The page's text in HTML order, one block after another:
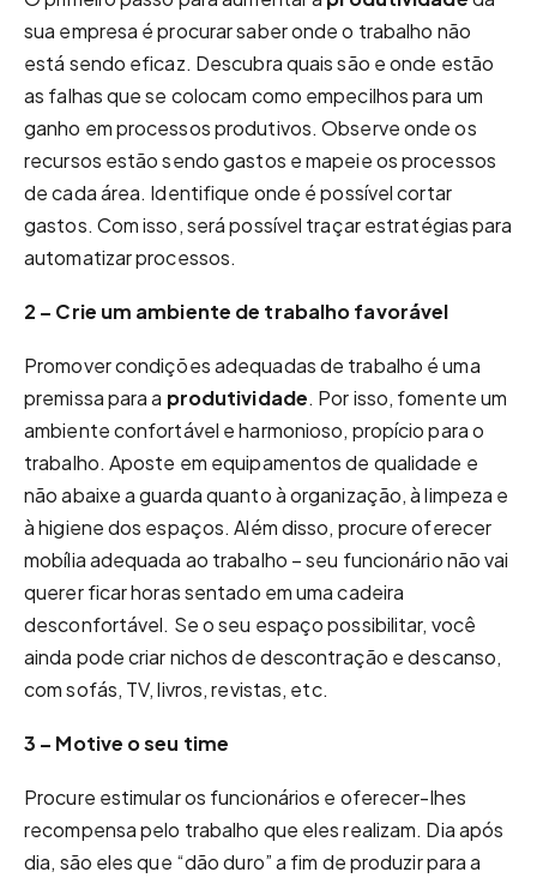
sua empresa é procurar saber onde o trabalho não
está sendo eficaz. Descubra quais são e onde estão
as falhas que se colocam como empecilhos para um
ganho em processos produtivos. Observe onde os
recursos estão sendo gastos e mapeie os processos
de cada área. Identifique onde é possível cortar
gastos. Com isso, será possível traçar estratégias para
automatizar processos.
2 – Crie um ambiente de trabalho favorável
Promover condições adequadas de trabalho é uma
premissa para a produtividade. Por isso, fomente um
ambiente confortável e harmonioso, propício para o
trabalho. Aposte em equipamentos de qualidade e
não abaixe a guarda quanto à organização, à limpeza e
à higiene dos espaços. Além disso, procure oferecer
mobília adequada ao trabalho – seu funcionário não vai
querer ficar horas sentado em uma cadeira
desconfortável. Se o seu espaço possibilitar, você
ainda pode criar nichos de descontração e descanso,
com sofás, TV, livros, revistas, etc.
3 – Motive o seu time
Procure estimular os funcionários e oferecer-lhes
recompensa pelo trabalho que eles realizam. Dia após
dia, são eles que “dão duro” a fim de produzir para a